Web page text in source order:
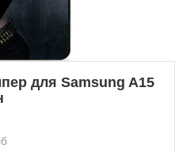
для Samsung A15